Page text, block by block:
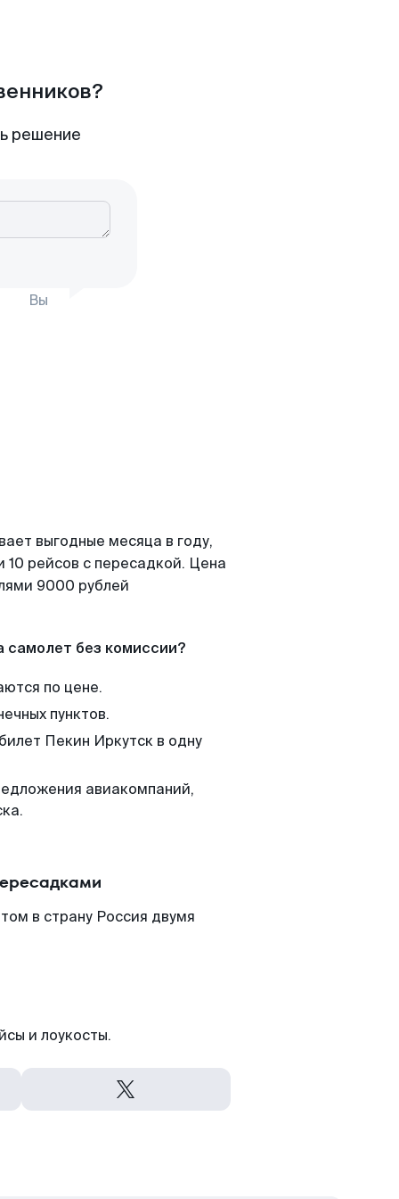
решение
Вы
выгодные месяца в году,
рейсов с пересадкой. Цена
9000 рублей
самолет без комиссии?
по цене.
пунктов.
Пекин Иркутск в одну
авиакомпаний,
в страну Россия двумя
и лоукосты.